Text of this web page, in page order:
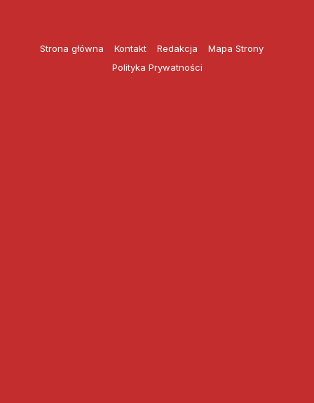
Strona główna Kontakt Redakcja
Mapa Strony
Polityka Prywatności